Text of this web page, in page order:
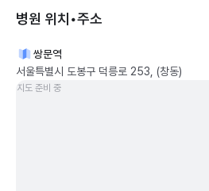
병원 위치•주소
쌍문역
서울특별시 도봉구 덕릉로 253, (창동)
지도 준비 중